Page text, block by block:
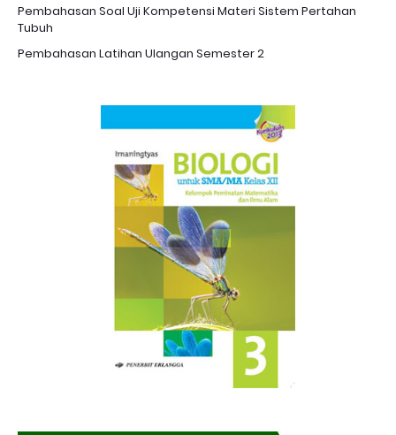
Pembahasan Soal Uji Kompetensi Materi Sistem Pertahan
Tubuh
Pembahasan Latihan Ulangan Semester 2